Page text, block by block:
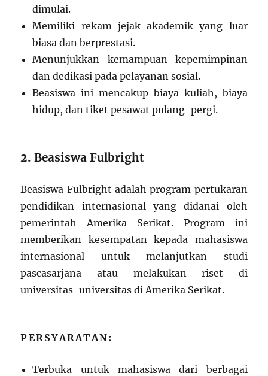
dimulai.
Memiliki rekam jejak akademik yang luar
biasa dan berprestasi.
Menunjukkan kemampuan kepemimpinan
dan dedikasi pada pelayanan sosial.
Beasiswa ini mencakup biaya kuliah, biaya
hidup, dan tiket pesawat pulang-pergi.
2. Beasiswa Fulbright
Beasiswa Fulbright adalah program pertukaran
pendidikan internasional yang didanai oleh
pemerintah Amerika Serikat. Program ini
memberikan kesempatan kepada mahasiswa
internasional untuk melanjutkan studi
pascasarjana atau melakukan riset di
universitas-universitas di Amerika Serikat.
PERSYARATAN:
Terbuka untuk mahasiswa dari berbagai